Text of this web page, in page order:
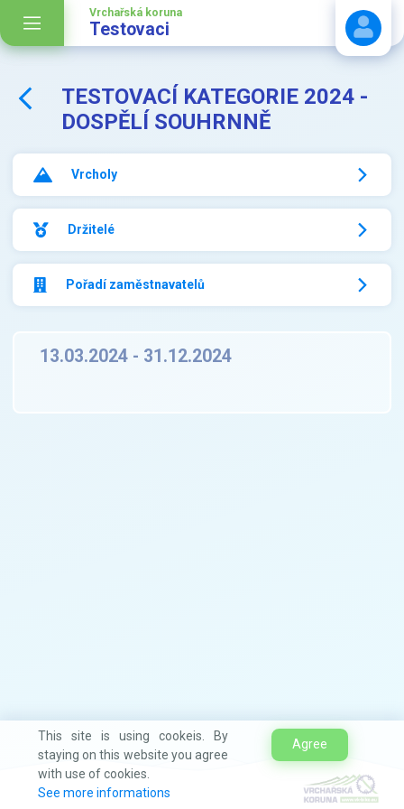
Vrchařská koruna
Testovaci
Stáhnout návod
TESTOVACÍ KATEGORIE 2024 -
DOSPĚLÍ SOUHRNNĚ
Vrcholy
Držitelé
Pořadí zaměstnavatelů
13.03.2024 - 31.12.2024
This site is using cookeis. By
staying on this website you agree
with use of cookies.
See more informations
Agree